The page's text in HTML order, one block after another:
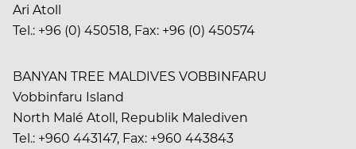
Ari Atoll
Tel.: +96 (0) 450518, Fax: +96 (0) 450574
BANYAN TREE MALDIVES VOBBINFARU
Vobbinfaru Island
North Malé Atoll, Republik Malediven
Tel.: +960 443147, Fax: +960 443843